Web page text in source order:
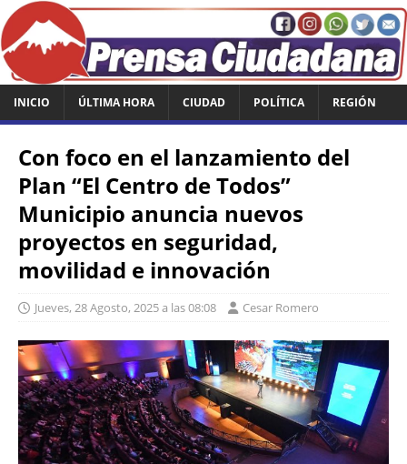
INICIO ÚLTIMA HORA CIUDAD POLÍTICA REGIÓN
Con foco en el lanzamiento del
Plan “El Centro de Todos”
Municipio anuncia nuevos
proyectos en seguridad,
movilidad e innovación
Jueves, 28 Agosto, 2025 a las 08:08 Cesar Romero